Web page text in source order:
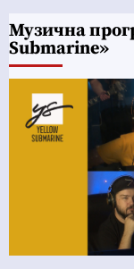
Музична
Submarine»